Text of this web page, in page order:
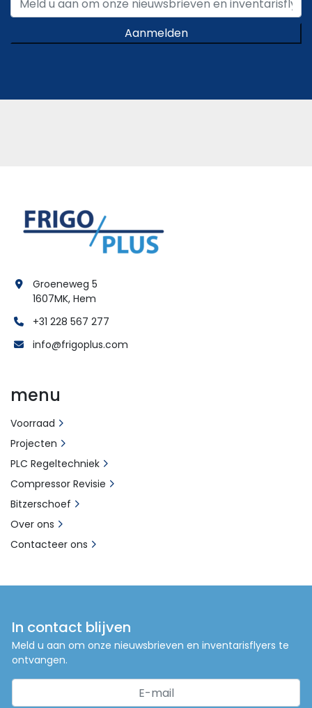
Aanmelden
In contact blijven
Meld u aan om onze nieuwsbrieven en inventarisflyers te
ontvangen.
Groeneweg 5
1607MK, Hem
+31 228 567 277
info@frigoplus.com
menu
Voorraad
Projecten
PLC Regeltechniek
Compressor Revisie
Bitzerschoef
Over ons
Contacteer ons